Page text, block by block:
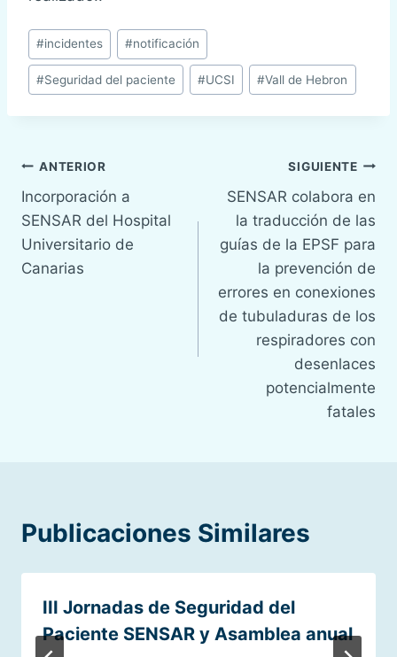
Etiquetas
de
la
#incidentes #notificación
#Seguridad del paciente #UCSI #Vall de Hebron
Navegación
de
entradas
ANTERIOR
Incorporación a
SENSAR del Hospital
Universitario de
Canarias
SIGUIENTE
SENSAR colabora en
la traducción de las
guías de la EPSF para
la prevención de
errores en conexiones
de tubuladuras de los
respiradores con
desenlaces
potencialmente
fatales
Publicaciones Similares
III Jornadas de Seguridad del
Paciente SENSAR y Asamblea anual